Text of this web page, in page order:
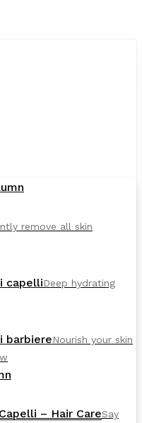
remove all skin
capelliDeep hydrating
barbiereNourish your skin
– Hair CareSay